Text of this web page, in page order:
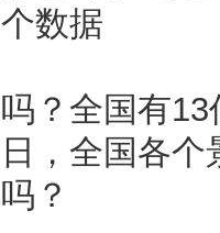
个数据
吗？全国有
日，全国各
吗？